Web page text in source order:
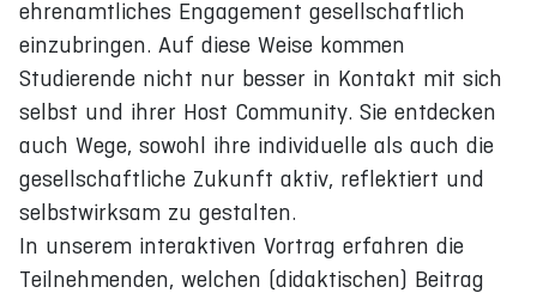
ehrenamtliches Engagement gesellschaftlich
einzubringen. Auf diese Weise kommen
Studierende nicht nur besser in Kontakt mit sich
selbst und ihrer Host Community. Sie entdecken
auch Wege, sowohl ihre individuelle als auch die
gesellschaftliche Zukunft aktiv, reflektiert und
selbstwirksam zu gestalten.
In unserem interaktiven Vortrag erfahren die
Teilnehmenden, welchen (didaktischen) Beitrag